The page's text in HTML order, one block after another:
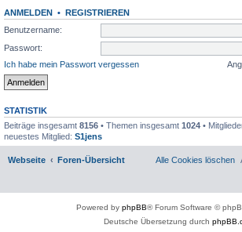
ANMELDEN • REGISTRIEREN
Benutzername:
Passwort:
Ich habe mein Passwort vergessen
STATISTIK
Beiträge insgesamt 8156 • Themen insgesamt 1024 •
neuestes Mitglied: S1jens
Webseite Foren-Übersicht Alle Cookies löschen
Powered by phpBB® Forum Software ©
Deutsche Übersetzung durch